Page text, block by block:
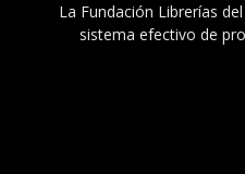
La Fundación Librerías
sistema efectivo de